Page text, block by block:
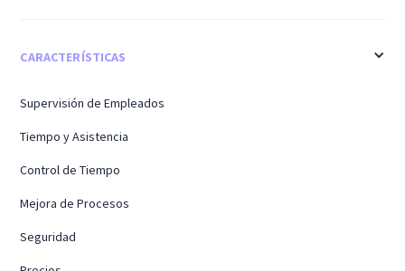
alineado con el tiempo. Los registros de
sean accesibles; la ciencia forense permite un
es necesario.
CARACTERÍSTICAS
Supervisión de Empleados
Tiempo y Asistencia
Control de Tiempo
Mejora de Procesos
Seguridad